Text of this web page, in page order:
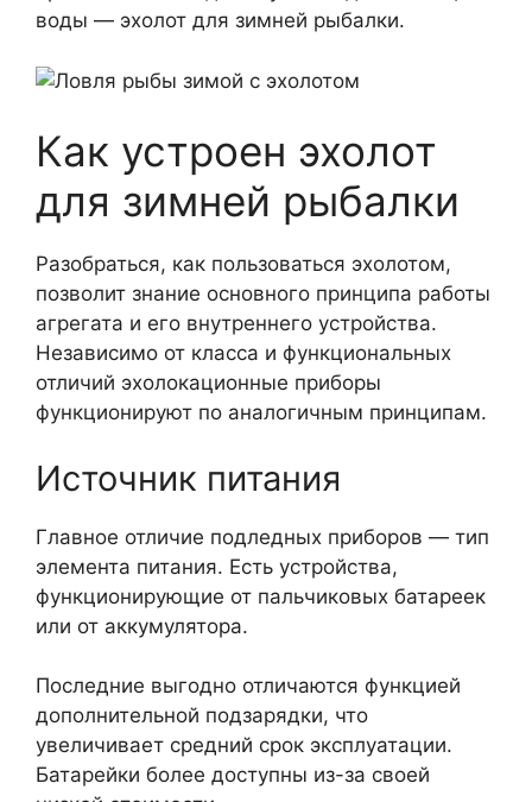
воды — эхолот для зимней рыбалки.
Как устроен эхолот
для зимней рыбалки
Разобраться, как пользоваться эхолотом,
позволит знание основного принципа работы
агрегата и его внутреннего устройства.
Независимо от класса и функциональных
отличий эхолокационные приборы
функционируют по аналогичным принципам.
Источник питания
Главное отличие подледных приборов — тип
элемента питания. Есть устройства,
функционирующие от пальчиковых батареек
или от аккумулятора.
Последние выгодно отличаются функцией
дополнительной подзарядки, что
увеличивает средний срок эксплуатации.
Батарейки более доступны из-за своей